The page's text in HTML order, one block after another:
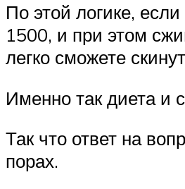
По этой логике,
1500, и при этом
легко сможете
Именно так диета и
Так что ответ на
порах.